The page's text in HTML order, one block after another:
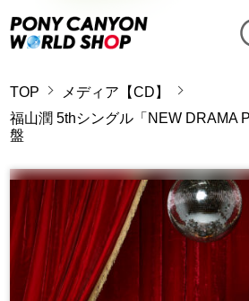
TOP
メディア【CD】
福山潤 5thシングル「NEW DRAMA
盤